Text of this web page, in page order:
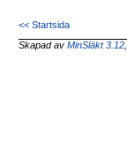
<< Startsida
Skapad avMinSläkt 3.12